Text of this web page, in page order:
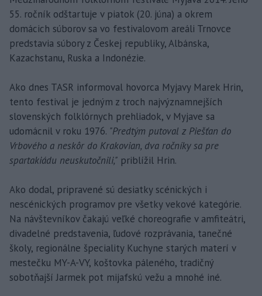
55. ročník odštartuje v piatok (20. júna) a okrem
domácich súborov sa vo festivalovom areáli Trnovce
predstavia súbory z Českej republiky, Albánska,
Kazachstanu, Ruska a Indonézie.
Ako dnes TASR informoval hovorca Myjavy Marek Hrin,
tento festival je jedným z troch najvýznamnejších
slovenských folklórnych prehliadok, v Myjave sa
udomácnil v roku 1976. "Predtým putoval z Piešťan do
Vrbového a neskôr do Krakovian, dva ročníky sa pre
spartakiádu neuskutočnili," priblížil Hrin.
Ako dodal, pripravené sú desiatky scénických i
nescénických programov pre všetky vekové kategórie.
Na návštevníkov čakajú veľké choreografie v amfiteátri,
divadelné predstavenia, ľudové rozprávania, tanečné
školy, regionálne špeciality Kuchyne starých materí v
mestečku MY-A-VY, koštovka páleného, tradičný
sobotňajší Jarmek pot mijafskú vežu a mnohé iné.